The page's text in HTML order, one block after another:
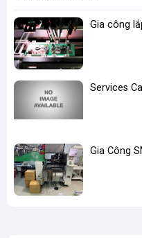
Gia công
Services
Gia Công